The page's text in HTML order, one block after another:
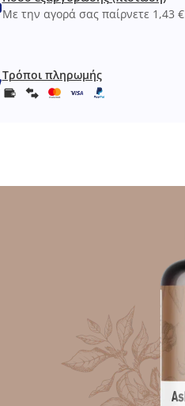
Με την αγορά σας παίρνετε 1,43 €
Τρόποι πληρωμής